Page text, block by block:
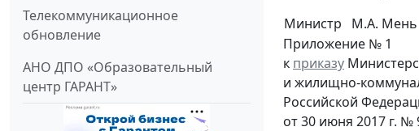
Телекоммуникационное
обновление
АНО ДПО «Образовательный
центр ГАРАНТ»
Министр
М.А. Мень
Приложение № 1
к приказу
и жилищно-
Российской
от 30 июня 2017 г. №